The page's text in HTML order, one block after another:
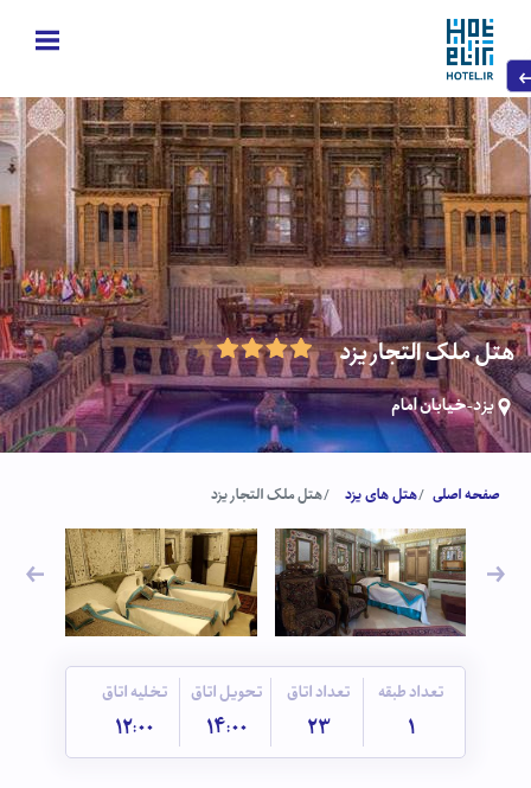
هتل ملک التجار یزد
یزد-خیابان امام
صفحه اصلی هتل های یزد هتل ملک التجار یزد
تعداد طبقه
1
تعداد اتاق
23
تحویل اتاق
14:00
تخلیه اتاق
12:00